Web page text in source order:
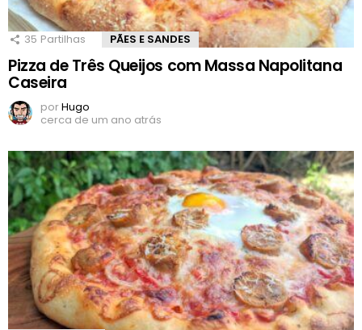
35 Partilhas PÃES E SANDES
Pizza de Três Queijos com Massa Napolitana
Caseira
porHugo
cerca de um ano atrás